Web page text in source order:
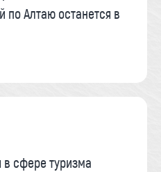
по Алтаю останется в
сфере туризма